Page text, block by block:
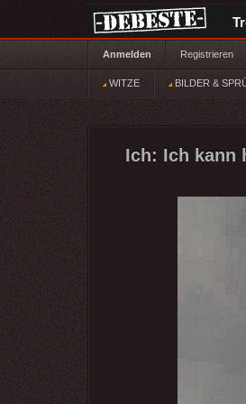
Anmelden Registrieren
WITZE BILDER &
Ich: Ich kann